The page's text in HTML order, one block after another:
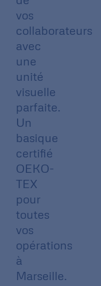
vos
collaborateurs
avec
une
unité
visuelle
parfaite.
Un
basique
certifié
OEKO-
TEX
pour
toutes
vos
opérations
à
Marseille.